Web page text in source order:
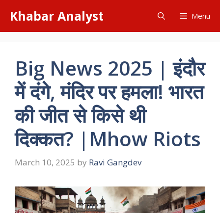
content
Khabar Analyst Menu
Big News 2025 | इंदौर
में दंगे, मंदिर पर हमला! भारत
की जीत से किसे थी
दिक्कत? |Mhow Riots
March 10, 2025 by Ravi Gangdev